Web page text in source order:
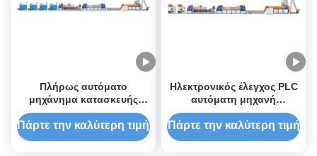
Πλήρως αυτόματο
μηχάνημα κατασκευής
κυλίνδρων με ιμάντες PP
για εργοστάσια
Πάρτε την καλύτερη τιμή
Ηλεκτρονικός έλεγχος PLC
αυτόματη μηχανή
κατασκευής κυλίνδρων PP
Πάρτε την καλύτερη τιμή